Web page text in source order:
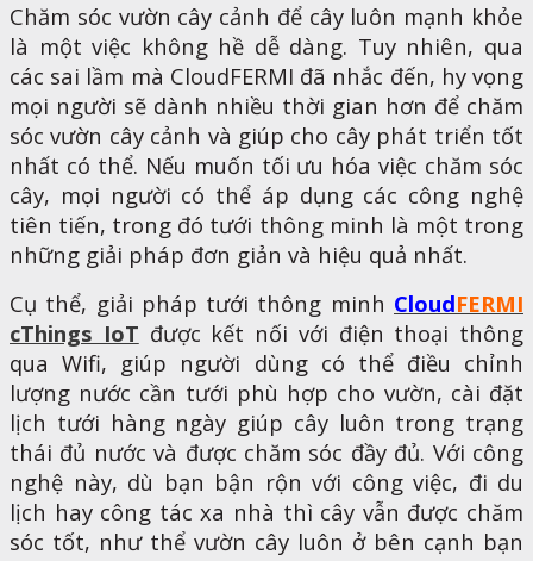
Chăm sóc vườn cây cảnh để cây luôn mạnh khỏe
là một việc không hề dễ dàng. Tuy nhiên, qua
các sai lầm mà CloudFERMI đã nhắc đến, hy vọng
mọi người sẽ dành nhiều thời gian hơn để chăm
sóc vườn cây cảnh và giúp cho cây phát triển tốt
nhất có thể. Nếu muốn tối ưu hóa việc chăm sóc
cây, mọi người có thể áp dụng các công nghệ
tiên tiến, trong đó tưới thông minh là một trong
những giải pháp đơn giản và hiệu quả nhất.
Cụ thể, giải pháp tưới thông minh CloudFERMI
cThings IoT được kết nối với điện thoại thông
qua Wifi, giúp người dùng có thể điều chỉnh
lượng nước cần tưới phù hợp cho vườn, cài đặt
lịch tưới hàng ngày giúp cây luôn trong trạng
thái đủ nước và được chăm sóc đầy đủ. Với công
nghệ này, dù bạn bận rộn với công việc, đi du
lịch hay công tác xa nhà thì cây vẫn được chăm
sóc tốt, như thể vườn cây luôn ở bên cạnh bạn